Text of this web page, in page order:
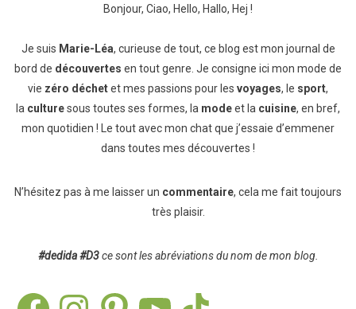
Bonjour, Ciao, Hello, Hallo, Hej !
Je suis Marie-Léa, curieuse de tout, ce blog est mon journal de
bord de découvertes en tout genre. Je consigne ici mon mode de
vie zéro déchetet mes passions pour les voyages, le sport,
la culturesous toutes ses formes, la modeet la cuisine, en bref,
mon quotidien ! Le tout avec mon chat que j’essaie d’emmener
dans toutes mes découvertes !
N’hésitez pas à me laisser un commentaire, cela me fait toujours
très plaisir.
#dedida #D3ce sont les abréviations du nom de mon blog.
FacebookInstagramPinterest TikTok